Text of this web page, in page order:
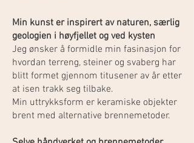
Min kunst er inspirert av naturen, særlig
geologien i høyfjellet og ved kysten
Jeg ønsker å formidle min fasinasjon for
hvordan terreng, steiner og svaberg har
blitt formet gjennom titusener av år etter
at isen trakk seg tilbake.
Min uttrykksform er keramiske objekter
brent med alternative brennemetoder.